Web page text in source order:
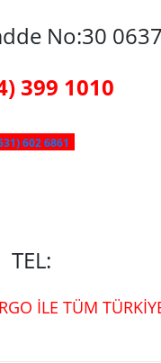
No:30
399 1010
602 6861
TEL:
İLE TÜM